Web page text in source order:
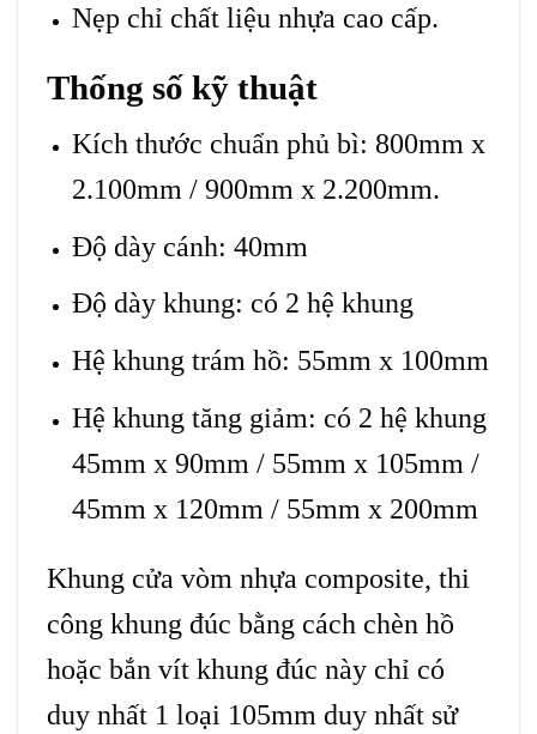
Nẹp chỉ chất liệu nhựa cao cấp.
Thống số kỹ thuật
Kích thước chuẩn phủ bì: 800mm x
2.100mm / 900mm x 2.200mm.
Độ dày cánh: 40mm
Độ dày khung: có 2 hệ khung
Hệ khung trám hồ: 55mm x 100mm
Hệ khung tăng giảm: có 2 hệ khung
45mm x 90mm / 55mm x 105mm /
45mm x 120mm / 55mm x 200mm
Khung cửa vòm nhựa composite, thi
công khung đúc bằng cách chèn hồ
hoặc bắn vít khung đúc này chỉ có
duy nhất 1 loại 105mm duy nhất sử